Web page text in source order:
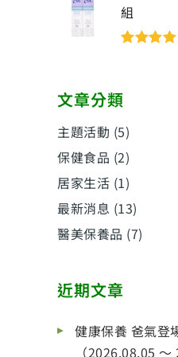
組
文章分類
主題活動 (5)
保健食品 (2)
居家生活 (1)
最新消息 (13)
醫美保養品 (7)
近期文章
健康保養 爸氣登
（2026.08.05 ～